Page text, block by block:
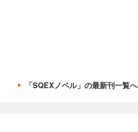
「SQEXノベル」の最新刊一覧へ